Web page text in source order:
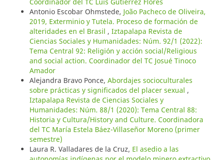
Antonio Escobar Ohmstede, João Pacheco de Oliveira,
2019, Exterminio y Tutela. Proceso de formación de
alteridades en el Brasil , Iztapalapa Revista de
Ciencias Sociales y Humanidades: Núm. 92/1 (2022):
Tema Central 92: Religión y acción social/Religious
and social action. Coordinador del TC Josué Tinoco
Amador
Alejandra Bravo Ponce, Abordajes socioculturales
sobre prácticas y significados del placer sexual ,
Iztapalapa Revista de Ciencias Sociales y
Humanidades: Núm. 88/1 (2020): Tema Central 88:
Historia y Cultura/History and Culture. Coordinadora
del TC María Estela Báez-Villaseñor Moreno (primer
semestre)
Laura R. Valladares de la Cruz, El asedio a las